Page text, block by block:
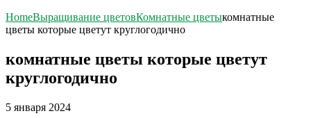
HomeВыращивание цветовКомнатные цветыкомнатные
цветы которые цветут круглогодично
комнатные цветы которые цветут
круглогодично
5 января 2024